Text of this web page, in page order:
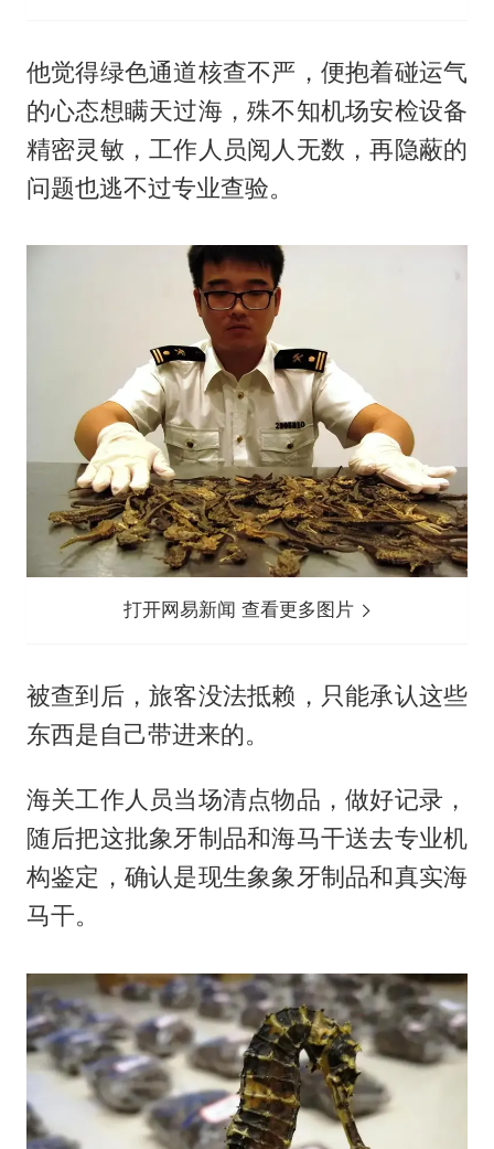
他觉得绿色通道核查不严，便抱着碰运气
的心态想瞒天过海，殊不知机场安检设备
精密灵敏，工作人员阅人无数，再隐蔽的
问题也逃不过专业查验。
打开网易新闻 查看更多图片
被查到后，旅客没法抵赖，只能承认这些
东西是自己带进来的。
海关工作人员当场清点物品，做好记录，
随后把这批象牙制品和海马干送去专业机
构鉴定，确认是现生象象牙制品和真实海
马干。